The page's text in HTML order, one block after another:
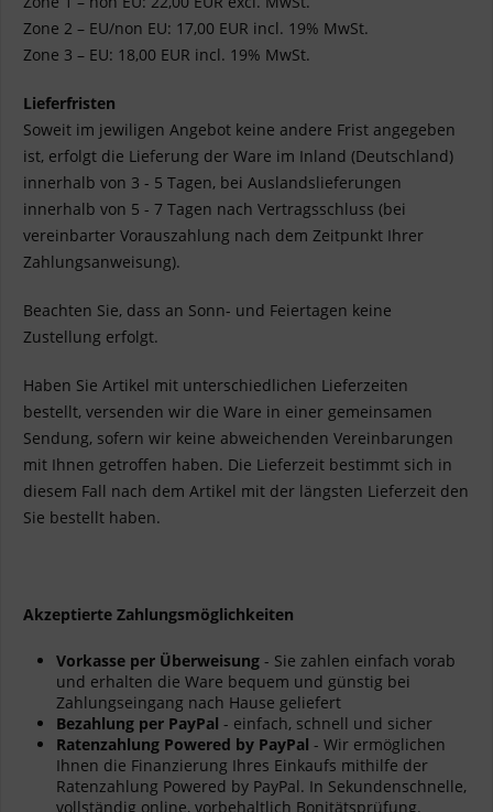
Zone 2 – EU/non EU: 17,00 EUR incl. 19% MwSt.
Zone 3 – EU: 18,00 EUR incl. 19% MwSt.
Lieferfristen
Soweit im jewiligen Angebot keine andere Frist angegeben
ist, erfolgt die Lieferung der Ware im Inland (Deutschland)
innerhalb von 3 - 5 Tagen, bei Auslandslieferungen
innerhalb von 5 - 7 Tagen nach Vertragsschluss (bei
vereinbarter Vorauszahlung nach dem Zeitpunkt Ihrer
Zahlungsanweisung).
Beachten Sie, dass an Sonn- und Feiertagen keine
Zustellung erfolgt.
Haben Sie Artikel mit unterschiedlichen Lieferzeiten
bestellt, versenden wir die Ware in einer gemeinsamen
Sendung, sofern wir keine abweichenden Vereinbarungen
mit Ihnen getroffen haben. Die Lieferzeit bestimmt sich in
diesem Fall nach dem Artikel mit der längsten Lieferzeit den
Sie bestellt haben.
Akzeptierte Zahlungsmöglichkeiten
Vorkasse per Überweisung - Sie zahlen einfach vorab
und erhalten die Ware bequem und günstig bei
Zahlungseingang nach Hause geliefert
Bezahlung per PayPal - einfach, schnell und sicher
Ratenzahlung Powered by PayPal - Wir ermöglichen
Ihnen die Finanzierung Ihres Einkaufs mithilfe der
Ratenzahlung Powered by PayPal. In Sekundenschnelle,
vollständig online, vorbehaltlich Bonitätsprüfung.